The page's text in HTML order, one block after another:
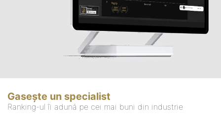
Gasește un specialist
Ranking-ul îi adună pe cei mai buni din industrie